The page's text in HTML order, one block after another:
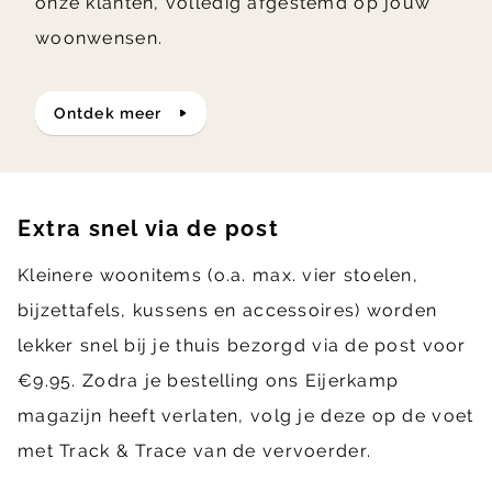
woonwensen.
ontdek meer
Extra snel via de post
Kleinere woonitems (o.a. max. vier stoelen,
bijzettafels, kussens en accessoires) worden
lekker snel bij je thuis bezorgd via de post voor
€9.95. Zodra je bestelling ons Eijerkamp
magazijn heeft verlaten, volg je deze op de voet
met Track & Trace van de vervoerder.